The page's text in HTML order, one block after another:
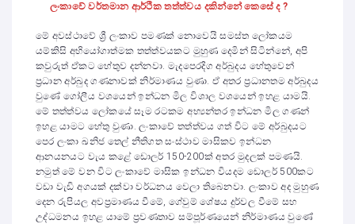
ලංකාවේ වර්තමාන ආර්ථික තත්ත්වය දකින්නේ කෙසේ ද ?
මේ අවස්ථාවේ ශ්‍රී ලංකාව පමණක් නොවෙයි සමස්ත ලෝකයම
යම්කිසි අභියෝගාත්මක තත්ත්වයකට මුහුණ දෙමින් සිටින්නේ, අපි
කවුරුත් ඒකට හේතුව දන්නවා. මැදපෙරදිග අර්බුදය හේතුවෙන්
ප්‍රධාන අර්බුද ගණනාවක් නිර්මාණය වුණා. ඒ අතර ප්‍රධානතම අර්බුදය
වුණේ ගෝලීය වශයෙන් ඉන්ධන මිල විශාල වශයෙන් ඉහළ යාමයි.
මේ තත්ත්වය ලෝකයේ සෑම රටකම අභ්‍යන්තර ඉන්ධන මිල ගණන්
ඉහළ යාමට හේතු වුණා. ලංකාවේ තත්ත්වය ගත් විට මේ අර්බුදයට
පෙර ලංකා ඛනිජ තෙල් නීතිගත සංස්ථාව මාසිකව ඉන්ධන
ආනයනයට වැය කළේ ඩොලර් 150-200ක් අතර මුදලක් පමණයි.
නමුත් මේ වන විට ලංකාවේ මාසික ඉන්ධන වියදම ඩොලර් 500කට
වඩා වැඩි අගයක් දක්වා වර්ධනය වෙලා තිබෙනවා. ලංකාව අද මුහුණ
දෙන රුපියල අවප්‍රමාණය වීමේ, ගේවුම් ශේෂය දුර්වල වීමේ සහ
උද්ධමනය ඉහළ යාමේ ප්‍රවණතාව සම්පූර්ණයෙන් නිර්මාණය වුණේ